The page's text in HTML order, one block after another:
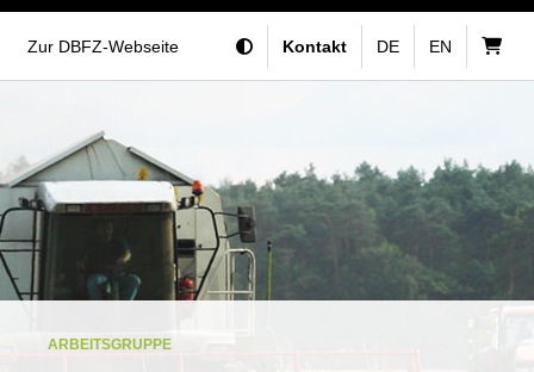
Zur DBFZ-Webseite Kontakt DE EN
ARBEITSGRUPPE